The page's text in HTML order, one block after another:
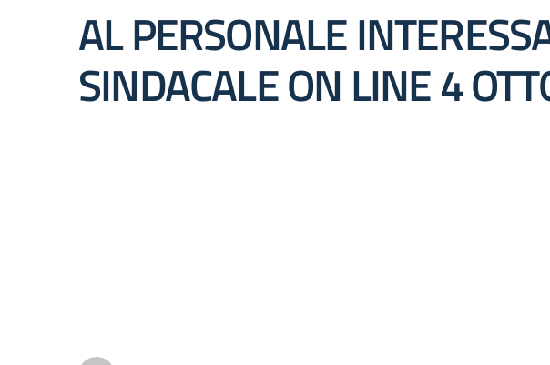
AL PERSONALE
SINDACALE ON LINE 4